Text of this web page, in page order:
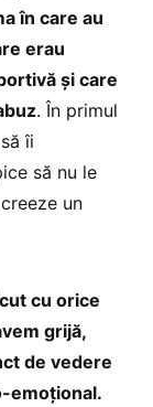
în care au
erau
și care
. În primul
îi
să nu le
un
cu orice
grijă,
de vedere
emoțional.